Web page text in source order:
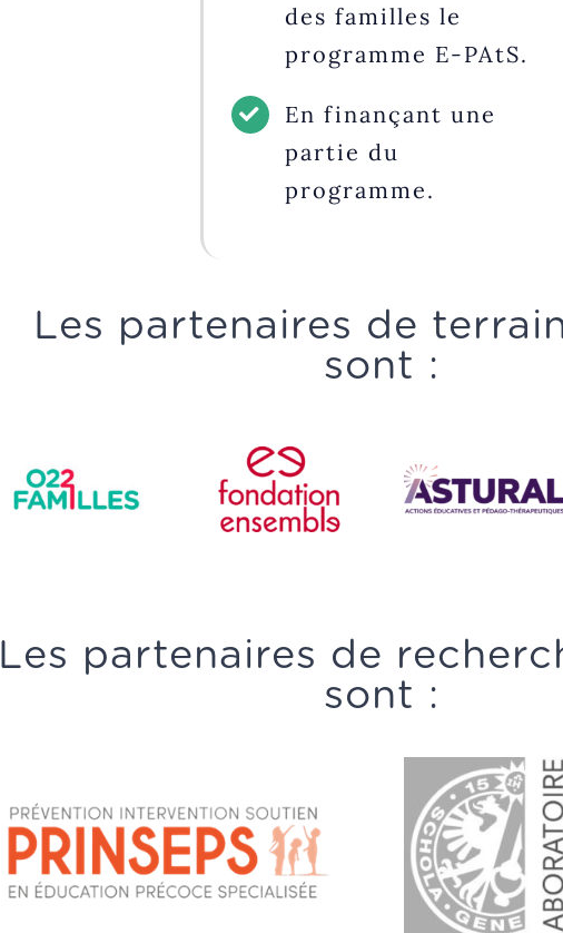
des familles le
programme E-PAtS.
En finançant une
partie du
programme.
Les partenaires de
sont :
Les partenaires de
sont :